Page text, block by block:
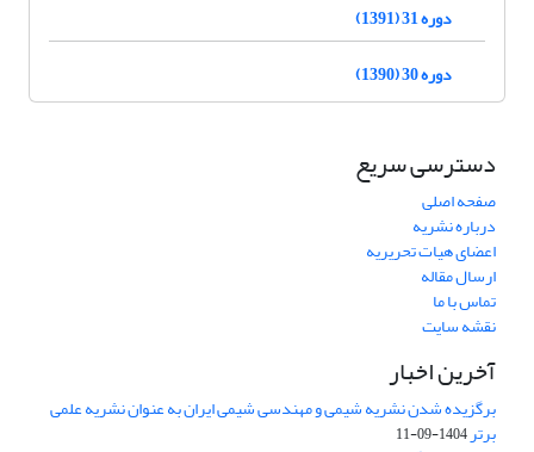
دوره 31 (1391)
دوره 30 (1390)
دسترسی سریع
صفحه اصلی
درباره نشریه
اعضای هیات تحریریه
ارسال مقاله
تماس با ما
نقشه سایت
آخرین اخبار
برگزیده شدن نشریه شیمی و مهندسی شیمی ایران به عنوان نشریه علمی
برتر1404-09-11